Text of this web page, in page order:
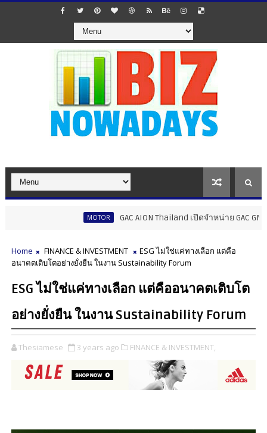
GAC AION Thailand เปิดจำหน่าย GAC GN8
Home FINANCE & INVESTMENT
ESG ไม่ใช่แค่ทางเลือก แต่คือ
อนาคตเติบโตอย่างยั่งยืน ในงาน Sustainability Forum
ESG ไม่ใช่แค่ทางเลือก แต่คืออนาคตเติบโต
อย่างยั่งยืน ในงาน Sustainability Forum
Thesiamese 3 years ago FINANCE & INVESTMENT,